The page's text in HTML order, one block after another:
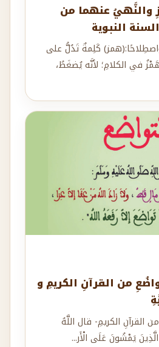
والنَّهيُ عنهما من
النبوية
كَلِمةٌ تَدُلُّ على
في الكلامِ؛ لأنَّه يُضغَطُ،
من القرآنِ الكريمِ و
التَّرغيبُ في التَّواضُعِ من القرآنِ الكريمِ- قال اللَّهُ
يَمْشُونَ عَلَى الْأَر...